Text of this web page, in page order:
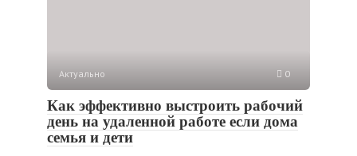
Актуально 0
Как эффективно выстроить рабочий
день на удаленной работе если дома
семья и дети